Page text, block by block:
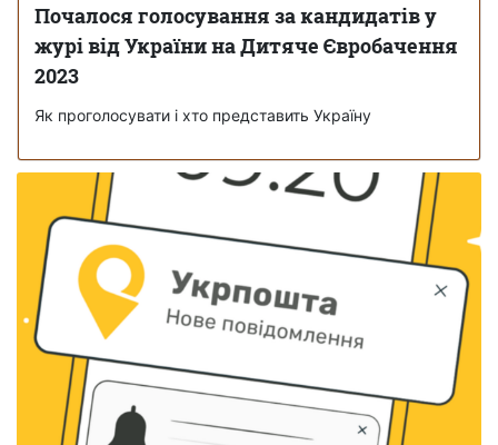
Почалося голосування за кандидатів у
журі від України на Дитяче Євробачення
2023
Як проголосувати і хто представить Україну